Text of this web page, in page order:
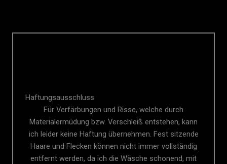
Haftungsausschluss
Für Verfärbungen und Risse, welche durch
Materialermüdung bzw. Verschleiß entstehen, kann
ich leider keine Haftung übernehmen. Fest sitzende
Haare und Flecken können nicht immer vollständig
entfernt werden, da ich die Wäsche schonend, mit